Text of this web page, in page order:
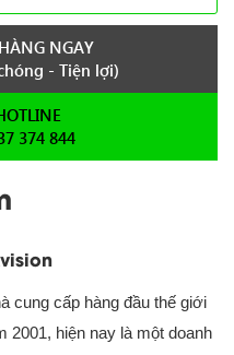
NGAY
- Tiện lợi)
374 844
cung cấp hàng đầu thế giới
2001, hiện nay là một doanh